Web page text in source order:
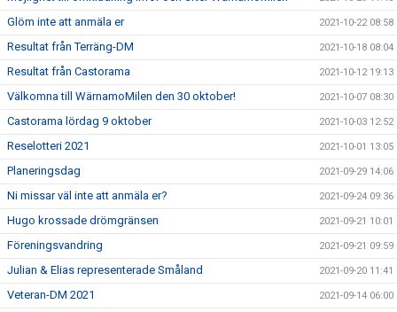
Glöm inte att anmäla er 2021-10-22 08:58
Resultat från Terräng-DM 2021-10-18 08:04
Resultat från Castorama 2021-10-12 19:13
Välkomna till WärnamoMilen den 30 oktober! 2021-10-07 08:30
Castorama lördag 9 oktober 2021-10-03 12:52
Reselotteri 2021 2021-10-01 13:05
Planeringsdag 2021-09-29 14:06
Ni missar väl inte att anmäla er? 2021-09-24 09:36
Hugo krossade drömgränsen 2021-09-21 10:01
Föreningsvandring 2021-09-21 09:59
Julian & Elias representerade Småland 2021-09-20 11:41
Veteran-DM 2021 2021-09-14 06:00